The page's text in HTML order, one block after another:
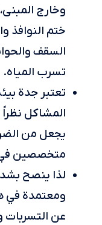
وخارج
ختم النوافذ
السقف
تسرب المياه.
تعتبر جدة
المشاكل نظراً
يجعل من
متخصصين في
لذا ينصح
ومعتمدة في
عن التسربات